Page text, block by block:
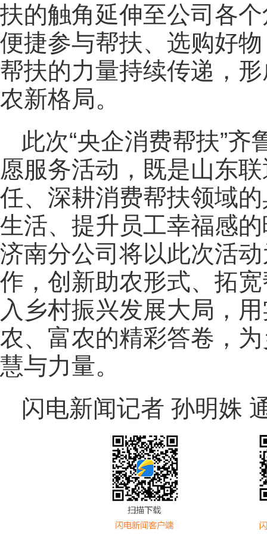
扶的触角延伸至公司各
便捷参与帮扶、选购好
帮扶的力量持续传递，
农新格局。
此次“央企消费帮扶”
愿服务活动，既是山东
任、深耕消费帮扶领域
生活、提升员工幸福感
济南分公司将以此次活
作，创新助农形式、拓
入乡村振兴发展大局，
农、富农的精彩答卷，
慧与力量。
闪电新闻记者 孙明姝